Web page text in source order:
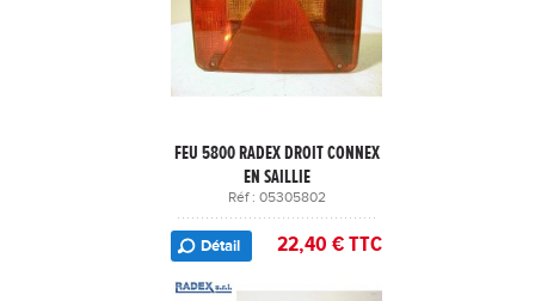
FEU 5800 RADEX DROIT CONNEX
EN SAILLIE
Réf : 05305802
Détail 22,40 € TTC